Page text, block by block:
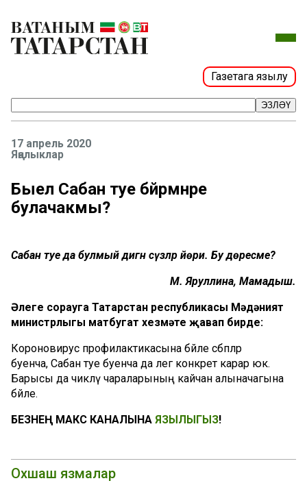
Газетага язылу
ЭЗЛӘҮ
17 апрель 2020
Яңалыклар
Быел Сабан туе бәйрәмнәре
булачакмы?
Сабан туе да булмый дигән сүзләр йөри. Бу дөресме?
М. Яруллина, Мамадыш.
Әлеге сорауга Татарстан республикасы Мәдәният
министрлыгы матбугат хезмәте җавап бирде:
Короновирус профилактикасына бәйле сәбәпләр
буенча, Сабан туе буенча да әлегә конкрет карар юк.
Барысы да чикләү чараларының кайчан алыначагына
бәйле.
БЕЗНЕҢ МАКС КАНАЛЫНА ЯЗЫЛЫГЫЗ!
Охшаш язмалар